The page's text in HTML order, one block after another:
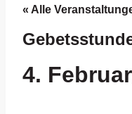
« Alle
4.